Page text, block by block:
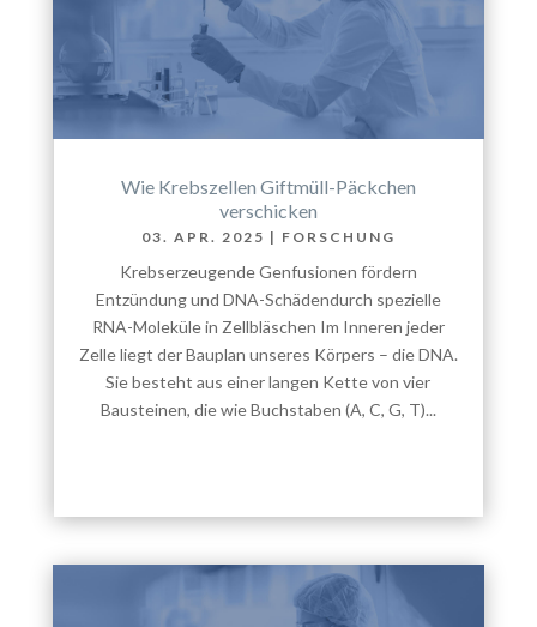
Wie Krebszellen Giftmüll-Päckchen
verschicken
03. APR. 2025 | FORSCHUNG
Krebserzeugende Genfusionen fördern
Entzündung und DNA-Schädendurch spezielle
RNA-Moleküle in Zellbläschen Im Inneren jeder
Zelle liegt der Bauplan unseres Körpers – die DNA.
Sie besteht aus einer langen Kette von vier
Bausteinen, die wie Buchstaben (A, C, G, T)...